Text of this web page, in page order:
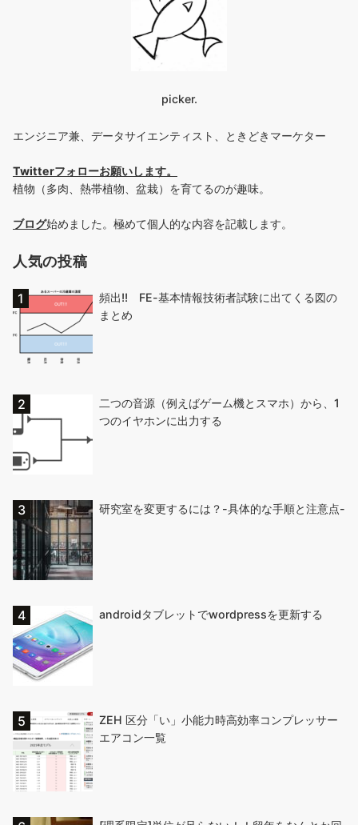
picker.
エンジニア兼、データサイエンティスト、ときどきマーケター
Twitterフォローお願いします。
植物（多肉、熱帯植物、盆栽）を育てるのが趣味。
ブログ始めました。極めて個人的な内容を記載します。
人気の投稿
頻出!! FE-基本情報技術者試験に出てくる図の
まとめ
二つの音源（例えばゲーム機とスマホ）から、1
つのイヤホンに出力する
研究室を変更するには？-具体的な手順と注意点-
androidタブレットでwordpressを更新する
ZEH 区分「い」小能力時高効率コンプレッサー
エアコン一覧